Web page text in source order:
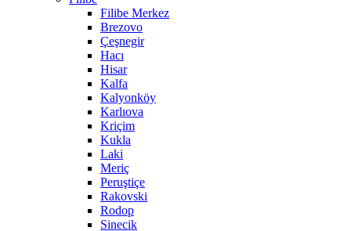
Filibe Merkez
Brezovo
Çeşnegir
Hacı
Hisar
Kalfa
Kalyonköy
Karlıova
Kriçim
Kukla
Laki
Meriç
Peruştiçe
Rakovski
Rodop
Sinecik